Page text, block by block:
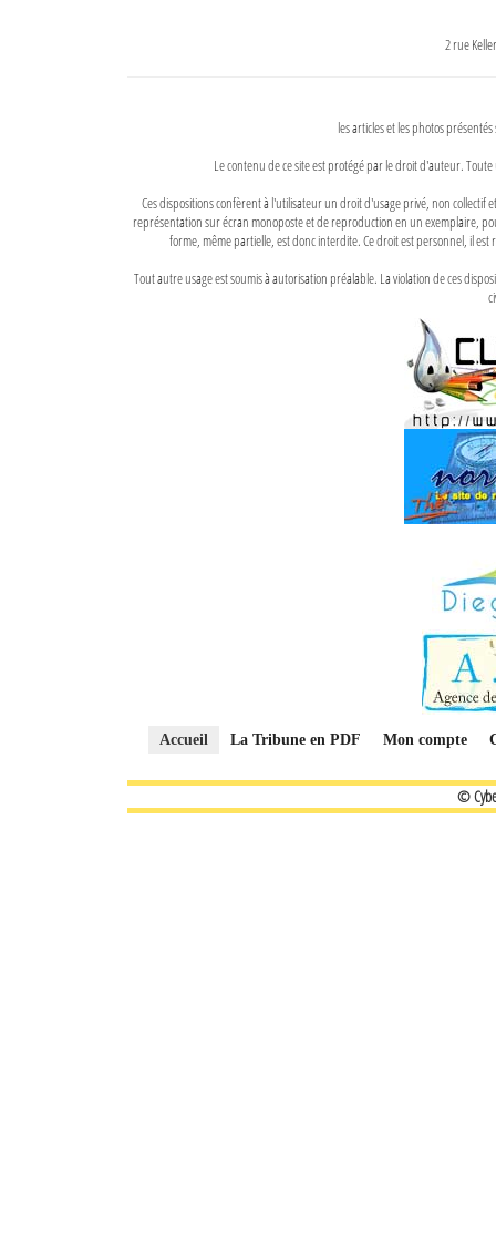
2 rue
les articles et les photos
Le contenu de ce site est protégé par le droit d'auteur.
Ces dispositions confèrent à l'utilisateur un droit d'usage privé, non
représentation sur écran monoposte et de reproduction en un exemplaire,
forme, même partielle, est donc interdite. Ce droit est personnel, il
Tout autre usage est soumis à autorisation préalable. La violation de ces
Accueil La Tribune en PDF Mon compte
©